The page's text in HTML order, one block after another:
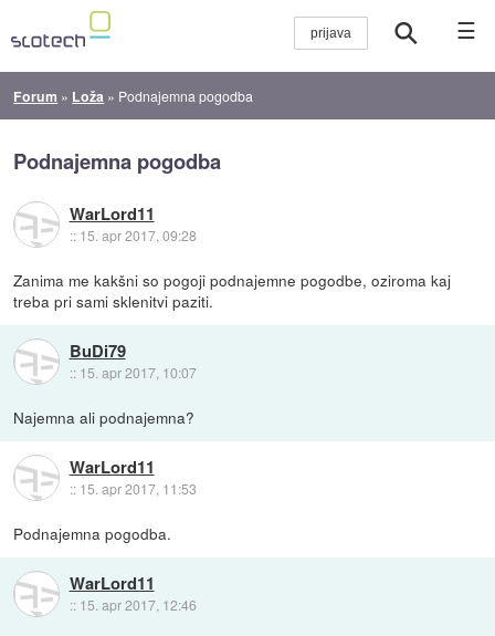
☰
Forum » Loža » Podnajemna pogodba
Podnajemna pogodba
WarLord11
:: 15. apr 2017, 09:28
Zanima me kakšni so pogoji podnajemne pogodbe, oziroma kaj
treba pri sami sklenitvi paziti.
BuDi79
:: 15. apr 2017, 10:07
Najemna ali podnajemna?
WarLord11
:: 15. apr 2017, 11:53
Podnajemna pogodba.
WarLord11
:: 15. apr 2017, 12:46